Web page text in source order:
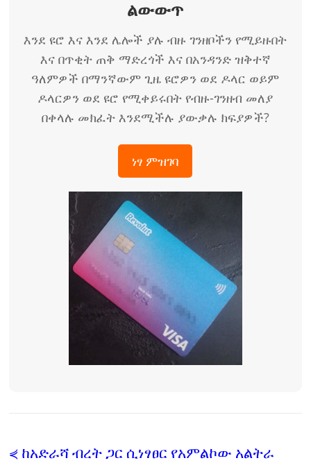
ልውውጥ
እንደ ዩሮ እና እንደ ሌሎች ያሉ ብዙ ገንዘቦችን የሚይዙበት
እና በጥቂት ጠቅ ማድረጎች እና በአንዳንድ ዝቅተኛ
ዓለምዎች በማንኛውም ጊዜ ዩሮዎን ወደ ዶላር ወይም
ዶላርዎን ወደ ዩሮ የሚቀይሩበት የብዙ-ገንዘብ መለያ
በቀላሉ መክፈት እንደሚችሉ ያውቃሉ ክፍያዎች?
ነፃ ምዝገባ
⋞ ከአድራሻ ብረት ጋር ሲነፃፀር የአምልኮው አልትራ